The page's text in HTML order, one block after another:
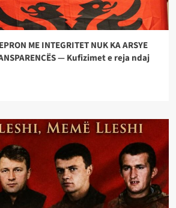
ME INTEGRITET NUK KA ARSYE
— Kufizimet e reja ndaj